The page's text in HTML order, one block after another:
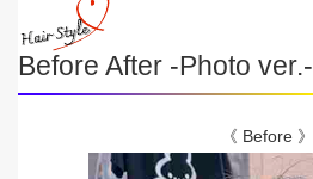
Before After -Photo ver.-
《 Before 》